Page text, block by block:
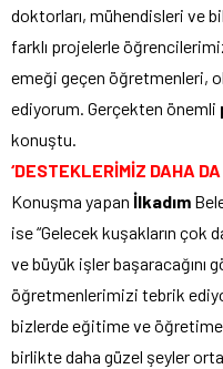
doktorları, mühendisleri ve
farklı projelerle
emeği geçen öğretmenleri,
ediyorum. Gerçekten önemli
konuştu.
‘DESTEKLERİMİZ DAHA
Konuşma yapan İlkadım
ise “Gelecek kuşakların çok
ve büyük işler başaracağını
öğretmenlerimizi tebrik
bizlerde eğitime ve öğretime
birlikte daha güzel şeyler